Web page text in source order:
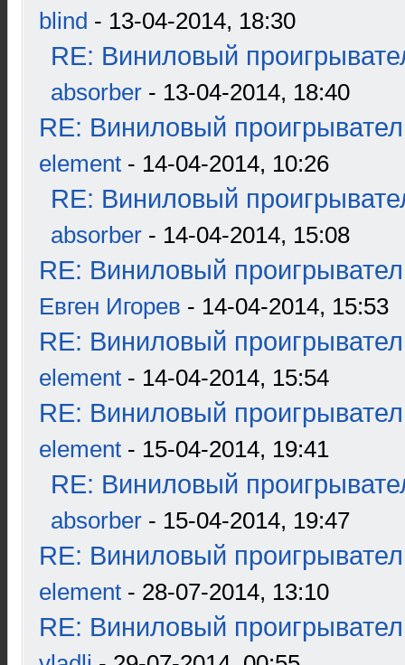
blind - 13-04-2014, 18:30
RE: Виниловый
absorber - 13-04-2014, 18:40
RE: Виниловый
element - 14-04-2014, 10:26
RE: Виниловый
absorber - 14-04-2014, 15:08
RE: Виниловый
Евген Игорев - 14-04-2014, 15:53
RE: Виниловый
element - 14-04-2014, 15:54
RE: Виниловый
element - 15-04-2014, 19:41
RE: Виниловый
absorber - 15-04-2014, 19:47
RE: Виниловый
element - 28-07-2014, 13:10
RE: Виниловый